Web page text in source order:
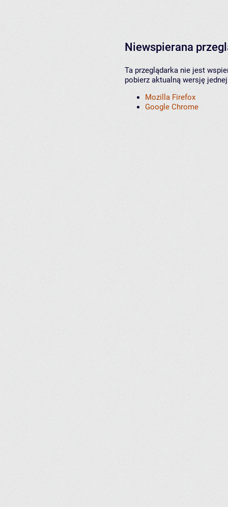
Niewspierana
Ta przeglądarka nie jest
pobierz aktualną wersję
Mozilla Firefox
Google Chrome